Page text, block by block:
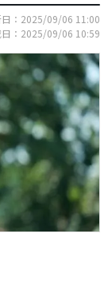
日：2025/09/06 11:00
：2025/09/06 10:59